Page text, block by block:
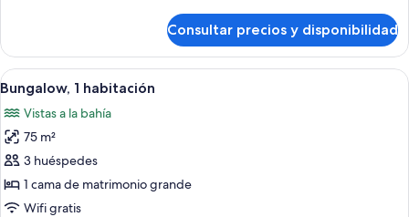
junior
Consultar precios y disponibilidad
Abrir
todas
las
fotos
de
Bungalow,
1
Una habitación de hotel moderna
6
Bungalow, 1 habitación
Vistas a la bahía
75 m²
3 huéspedes
1 cama de matrimonio grande
Wifi gratis